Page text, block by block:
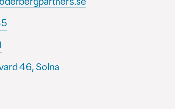
46, Solna